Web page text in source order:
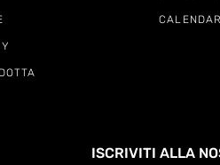
ISCRIVITI ALLA